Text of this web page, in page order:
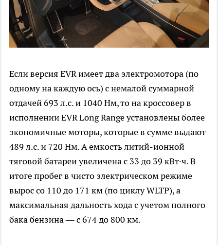
Если версия EVR имеет два электромотора (по
одному на каждую ось) с немалой суммарной
отдачей 693 л.с. и 1040 Нм, то на кроссовер в
исполнении EVR Long Range установлены более
экономичные моторы, которые в сумме выдают
489 л.с. и 720 Нм. А емкость литий-ионной
тяговой батареи увеличена с 33 до 39 кВт∙ч. В
итоге пробег в чисто электрическом режиме
вырос со 110 до 171 км (по циклу WLTP), а
максимальная дальность хода с учетом полного
бака бензина — с 674 до 800 км.